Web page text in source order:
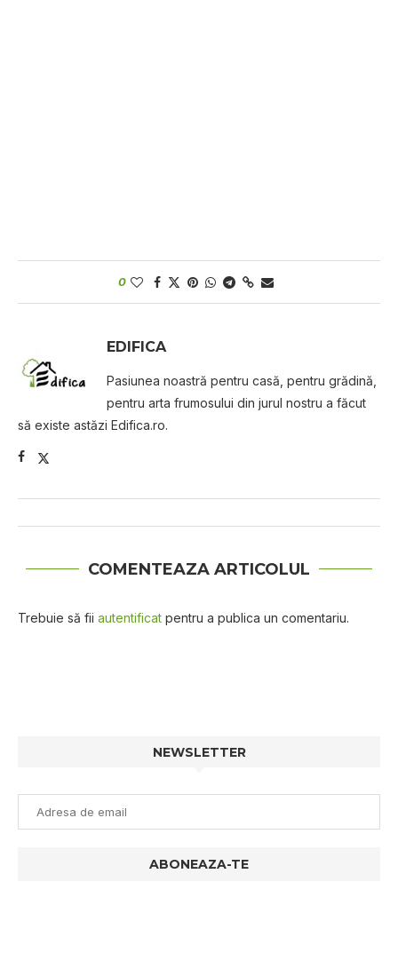
0
EDIFICA
Pasiunea noastră pentru casă, pentru grădină,
pentru arta frumosului din jurul nostru a făcut
să existe astăzi Edifica.ro.
COMENTEAZA ARTICOLUL
Trebuie să fii autentificat pentru a publica un comentariu.
NEWSLETTER